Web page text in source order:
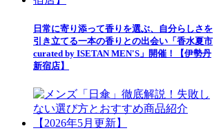
日常に寄り添って香りを選ぶ、自分らしさを
引き立てる一本の香りとの出会い「香水夏市
curated by ISETAN MEN'S」開催！【伊勢丹
新宿店】